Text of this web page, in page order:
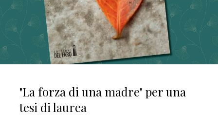
"La forza di una madre" per una
tesi di laurea